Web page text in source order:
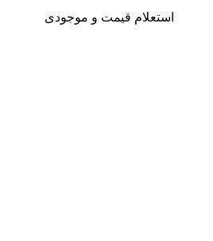
استعلام قیمت و موجودی